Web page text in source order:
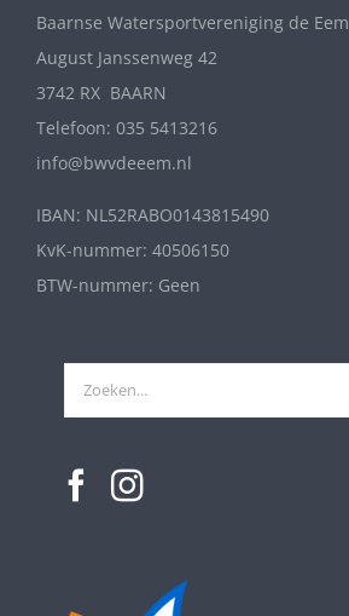
Baarnse Watersportvereniging de Eem
August Janssenweg 42
3742 RX BAARN
Telefoon: 035 5413216
info@bwvdeeem.nl
IBAN: NL52RABO0143815490
KvK-nummer: 40506150
BTW-nummer: Geen
Zoeken
naar: